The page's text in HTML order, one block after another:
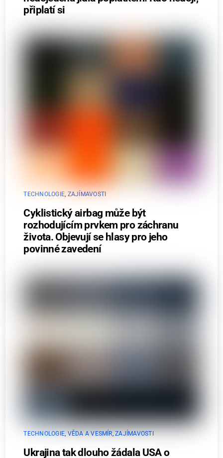
připlatí si
TECHNOLOGIE, ZAJÍMAVOSTI
Cyklistický airbag může být
rozhodujícím prvkem pro záchranu
života. Objevují se hlasy pro jeho
povinné zavedení
TECHNOLOGIE, VĚDA A VESMÍR,ZAJÍMAVOSTI
Ukrajina tak dlouho žádala USA o